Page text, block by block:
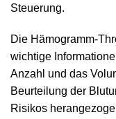
Steuerung.
Die Hämogramm-
wichtige
Anzahl und das
Beurteilung der
Risikos